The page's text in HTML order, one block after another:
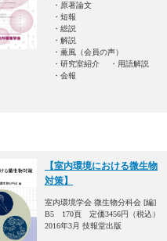
・原著論文
・短報
・総説
・解説
・薫風（会員の声）
・研究室紹介 ・用語解説
・会報
【室内環境における微生物
対策】
室内環境学会 微生物分科会 [編]
B5 170頁 定価3456円（税込）
2016年3月 技報堂出版